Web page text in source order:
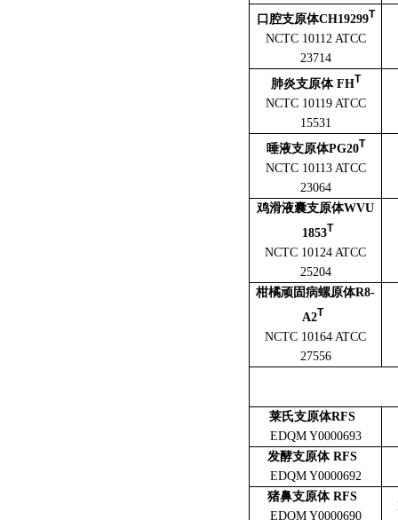
口腔支原体CH19299T
NCTC 10112 ATCC
23714
肺炎支原体 FHT
NCTC 10119 ATCC
15531
唾液支原体PG20T
NCTC 10113 ATCC
23064
鸡滑液囊支原体WVU
1853T
NCTC 10124 ATCC
25204
柑橘顽固病螺原体R8-
A2T
NCTC 10164 ATCC
27556
莱氏支原体RFS
EDQM Y0000693
发酵支原体 RFS
EDQM Y0000692
猪鼻支原体 RFS
EDQM Y0000690